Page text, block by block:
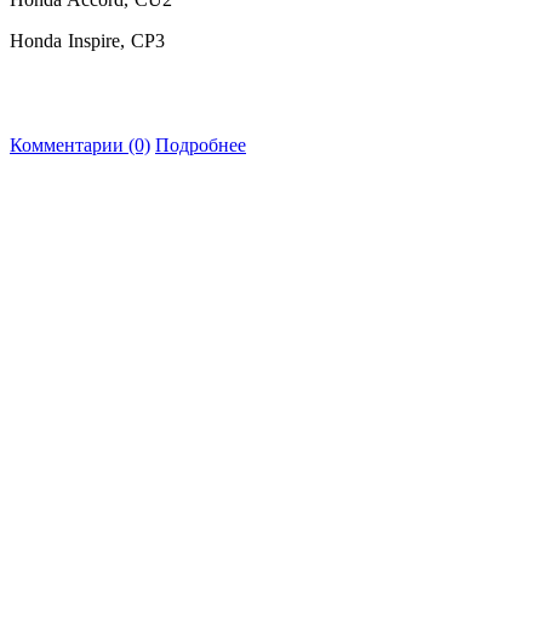
Honda Inspire, CP3
Комментарии (0) Подробнее